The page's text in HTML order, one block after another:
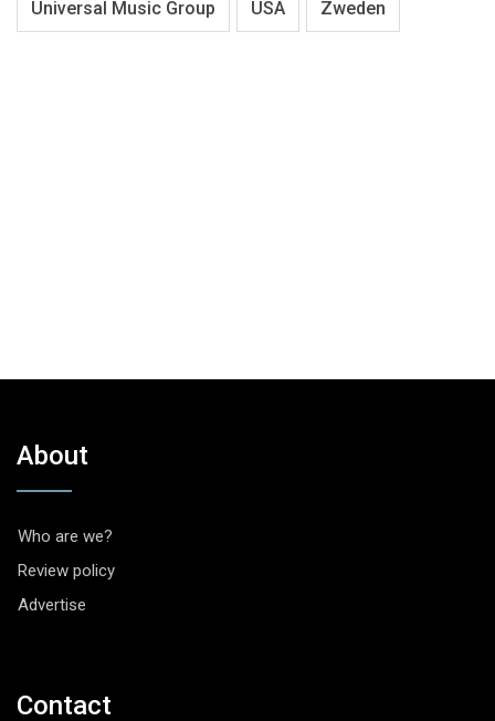
Universal Music Group USA Zweden
About
Who are we?
Review policy
Advertise
Contact